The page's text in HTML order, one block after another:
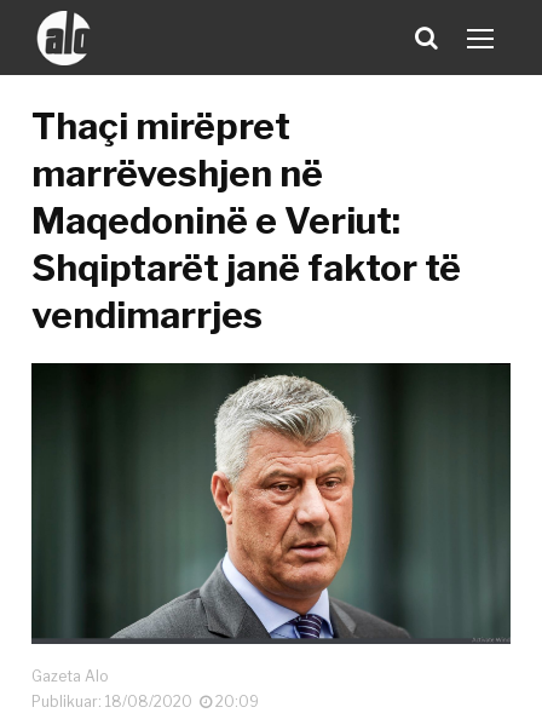
Thaçi mirëpret
marrëveshjen në
Maqedoninë e Veriut:
Shqiptarët janë faktor të
vendimarrjes
Gazeta Alo
Publikuar: 18/08/2020
20:09